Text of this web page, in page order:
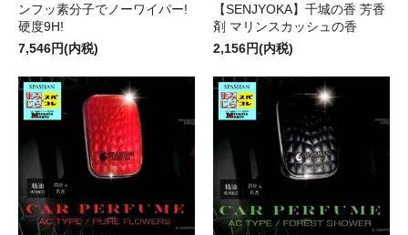
ンフッ素分子でノーワイパー!
硬度9H!
7,546円(内税)
【SENJYOKA】千城の香 芳香
剤 マリンスカッシュの香
2,156円(内税)